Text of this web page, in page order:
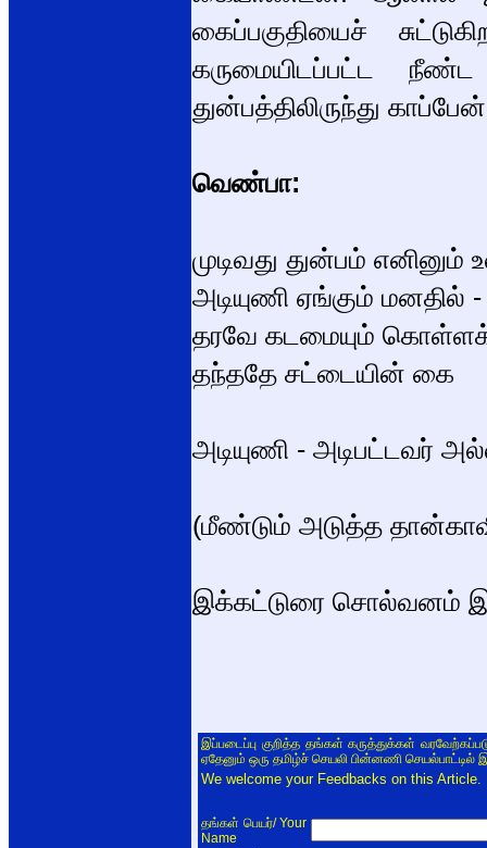
கைப்பகுதியைச்
கருமையிடப்பட்ட
துன்பத்திலிருந்து
வெண்பா:
முடிவது துன்பம் எனினும்
அடியுணி ஏங்கும் மனதில் -
தரவே கடமையும் கொள்ளக்
தந்ததே சட்டையின் கை
அடியுணி - அடிபட்டவர்
(மீண்டும் அடுத்த
இக்கட்டுரை சொல்வனம்
இப்படைப்பு குறித்த தங்கள் கருத்துக்கள்
ஏதேனும் ஒரு தமிழ்ச் செயலி பின்னணி செயல்பாட்டில்
We welcome your Feedbacks on this
தங்கள் பெயர்/ Your
Name